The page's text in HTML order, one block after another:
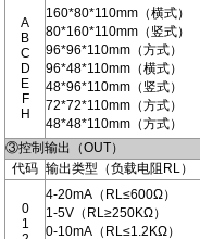
A
B
C
D
E
F
H
160*80*110mm（横式）
80*160*110mm（竖式）
96*96*110mm（方式）
96*48*110mm（横式）
48*96*110mm（竖式）
72*72*110mm（方式）
48*48*110mm（方式）
③控制输出（OUT）
代码 输出类型（负载电阻RL）
0
1
4-20mA（RL≤600Ω）
1-5V（RL≥250KΩ）
0-10mA（RL≤1.2KΩ）